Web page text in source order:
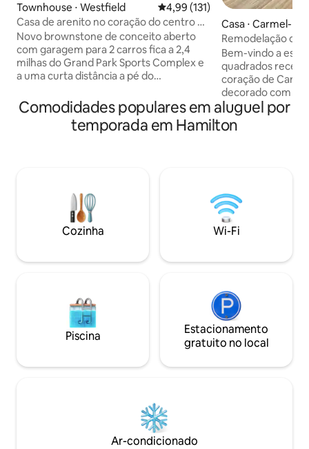
Townhouse ⋅ Westfield 4,99 de uma avaliação média de
4,99 (131)
Casa de arenito no coração do centro de
Westfield!
Novo brownstone de conceito aberto
com garagem para 2 carros fica a 2,4
milhas do Grand Park Sports Complex e
a uma curta distância a pé do
Park. Com acesso rápido às rodovias 31 e
32, você está a poucos minutos de fazer
compras no Clay Terrace, no centro de
ficar, quando não estiver assistindo a um
jogo no Grand Park ou participando de
um evento/casamento local. Leia as
legendas para obter mais informações
Casa ⋅ Carmel-
Remodelação de
e Design em 2
Bem-vindo a este
quadrados
coração de
decorado com
totalmente
azulejos,
memória e muito
possa nunca
tranquilo, ele
de Carmel, a uma
Arts & Design
vida noturna.
Comodidades populares em aluguel por
temporada em Hamilton
Cozinha Wi-Fi
Piscina
Estacionamento
gratuito no local
Ar-condicionado